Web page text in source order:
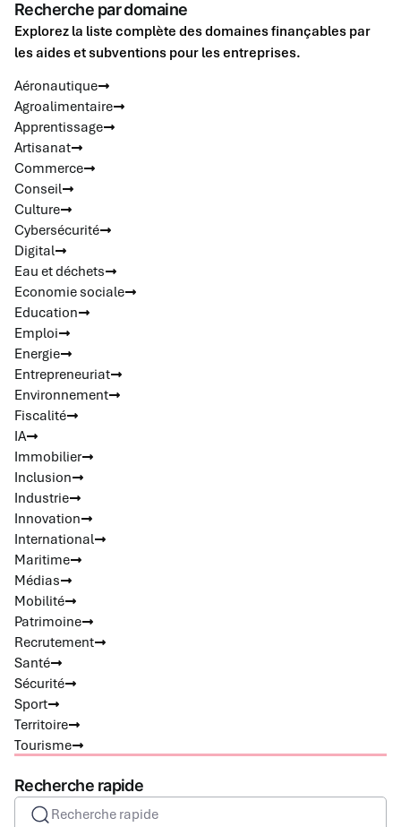
Recherche par domaine
Explorez la liste complète des domaines finançables par
les aides et subventions pour les entreprises.
Aéronautique
Agroalimentaire
Apprentissage
Artisanat
Commerce
Conseil
Culture
Cybersécurité
Digital
Eau et déchets
Economie sociale
Education
Emploi
Energie
Entrepreneuriat
Environnement
Fiscalité
IA
Immobilier
Inclusion
Industrie
Innovation
International
Maritime
Médias
Mobilité
Patrimoine
Recrutement
Santé
Sécurité
Sport
Territoire
Tourisme
Recherche rapide
Recherche rapide